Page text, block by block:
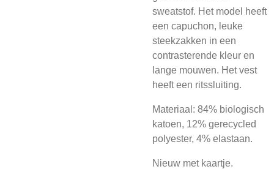
sweatstof. Het model heeft
een capuchon, leuke
steekzakken in een
contrasterende kleur en
lange mouwen. Het vest
heeft een ritssluiting.
Materiaal: 84% biologisch
katoen, 12% gerecycled
polyester, 4% elastaan.
Nieuw met kaartje.